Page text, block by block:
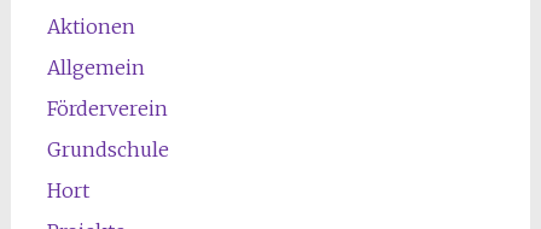
Aktionen
Allgemein
Förderverein
Grundschule
Hort